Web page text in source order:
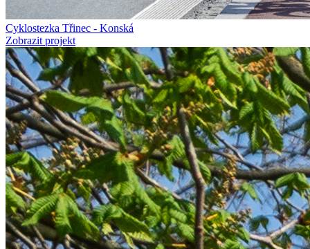
Cyklostezka Třinec - Konská
Zobrazit projekt